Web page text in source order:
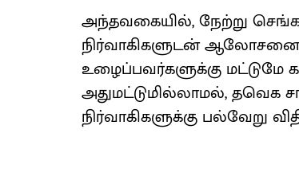
அந்தவகையில், நேற்று
நிர்வாகிகளுடன்
உழைப்பவர்களுக்கு மட்டுமே
அதுமட்டுமில்லாமல், தவெக
நிர்வாகிகளுக்கு பல்வேறு